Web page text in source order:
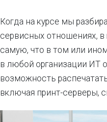
Когда на курсе мы
сервисных отношениях, в
самую, что в том или
в любой организации ИТ
возможность
включая принт-серверы,